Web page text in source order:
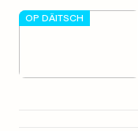
OP DÄITSCH